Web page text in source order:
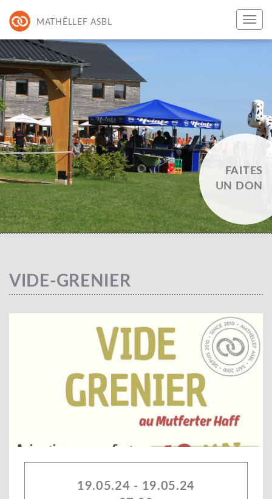
MATHËLLEF ASBL
FAITES
UN DON
VIDE-GRENIER
19.05.24 - 19.05.24